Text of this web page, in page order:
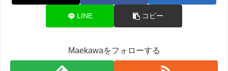
LINE コピー
Maekawaをフォローする